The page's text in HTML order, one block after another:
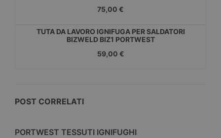
75,00 €
TUTA DA LAVORO IGNIFUGA PER SALDATORI
BIZWELD BIZ1 PORTWEST
59,00 €
POST CORRELATI
PORTWEST TESSUTI IGNIFUGHI